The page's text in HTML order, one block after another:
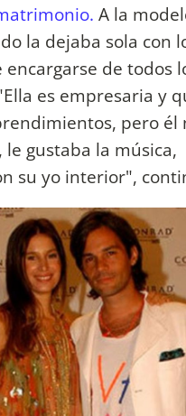
A la
la dejaba sola con
de todos
es empresaria y
pero él
gustaba la música,
su yo interior",